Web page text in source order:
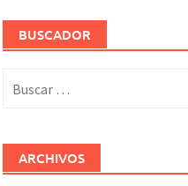
BUSCADOR
ARCHIVOS